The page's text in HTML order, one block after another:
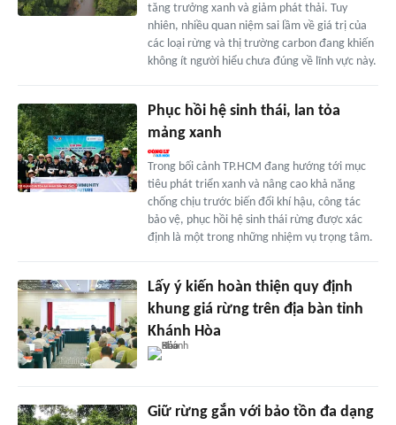
tăng trưởng xanh và giảm phát thải. Tuy
nhiên, nhiều quan niệm sai lầm về giá trị của
các loại rừng và thị trường carbon đang khiến
không ít người hiểu chưa đúng về lĩnh vực này.
Phục hồi hệ sinh thái, lan tỏa
mảng xanh
Trong bối cảnh TP.HCM đang hướng tới mục
tiêu phát triển xanh và nâng cao khả năng
chống chịu trước biến đổi khí hậu, công tác
bảo vệ, phục hồi hệ sinh thái rừng được xác
định là một trong những nhiệm vụ trọng tâm.
Lấy ý kiến hoàn thiện quy định
khung giá rừng trên địa bàn tỉnh
Khánh Hòa
Giữ rừng gắn với bảo tồn đa dạng